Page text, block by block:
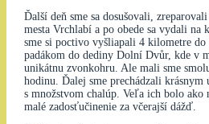
Ďalší deň sme sa dosušovali,
mesta Vrchlabí a po obede sa vydali na
sme si poctivo vyšliapali 4 kilometre
padákom do dediny Dolní Dvůr, kde v
unikátnu zvonkohru. Ale mali sme
hodinu. Ďalej sme prechádzali
s množstvom chalúp. Veľa ich bolo ako
malé zadosťučinenie za včerajší dážď.